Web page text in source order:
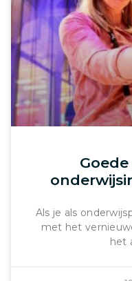
Als je als
met het
het